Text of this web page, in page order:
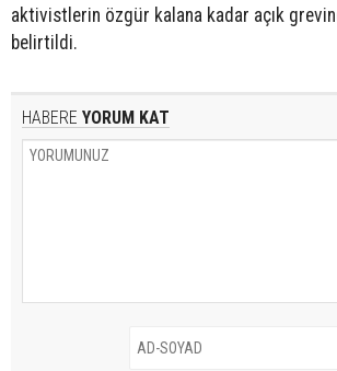
aktivistlerin özgür kalana kadar açık
belirtildi.
HABERE YORUM KAT